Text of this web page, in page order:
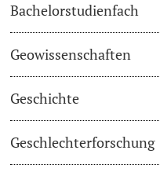
Beratung & Support
Studienberatung
Studienfinanzierung
Bachelorstudienfach
Geowissenschaften
Geschichte
Geschlechterforschung